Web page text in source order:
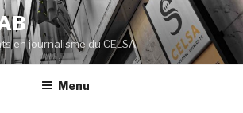
en journalisme du CELSA
Menu